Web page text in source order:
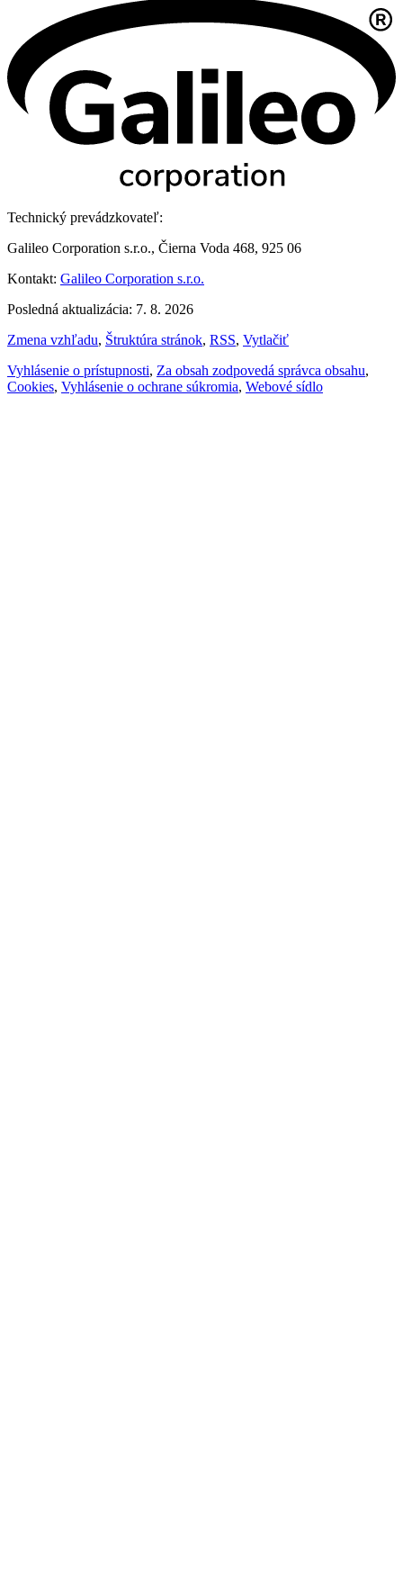
Technický prevádzkovateľ:
Galileo Corporation s.r.o., Čierna Voda 468, 925 06
Kontakt: Galileo Corporation s.r.o.
Posledná aktualizácia: 7. 8. 2026
Zmena vzhľadu, Štruktúra stránok, RSS, Vytlačiť
Vyhlásenie o prístupnosti, Za obsah zodpovedá správca obsahu,
Cookies, Vyhlásenie o ochrane súkromia, Webové sídlo